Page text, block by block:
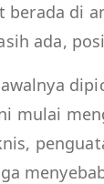
di
ada,
mulai